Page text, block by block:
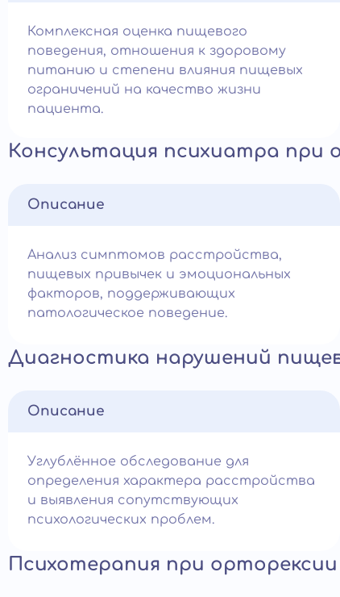
Комплексная оценка пищевого
поведения, отношения к здоровому
питанию и степени влияния пищевых
ограничений на качество жизни
пациента.
Консультация психиатра при
Описание
Анализ симптомов расстройства,
пищевых привычек и эмоциональных
факторов, поддерживающих
патологическое поведение.
Диагностика нарушений
Описание
Углублённое обследование для
определения характера расстройства
и выявления сопутствующих
психологических проблем.
Психотерапия при орторексии